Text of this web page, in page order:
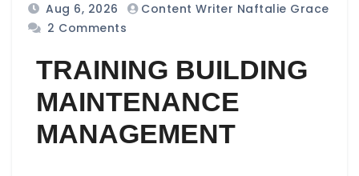
Aug 6, 2026
Content Writer Naftalie Grace
2 Comments
TRAINING BUILDING
MAINTENANCE
MANAGEMENT